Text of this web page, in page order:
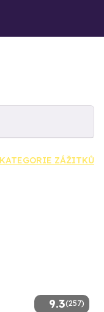
KATEGORIE ZÁŽITKŮ
9.3(257)